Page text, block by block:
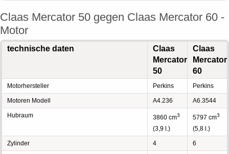
Claas Mercator 50 gegen Claas Mercator 60 -
Motor
technische daten
Claas
Mercator
50
Claas
Mercator
60
Motorhersteller Perkins Perkins
Motoren Modell A4.236 A6.3544
Hubraum 3860 cm3
(3,9 l.)
5797 cm3
(5,8 l.)
Zylinder 4 6